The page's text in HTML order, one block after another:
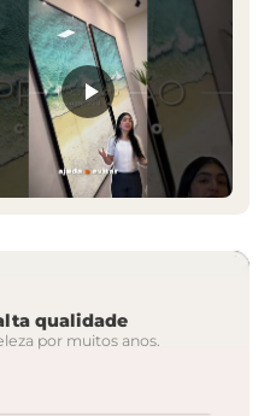
qualidade
por muitos anos.